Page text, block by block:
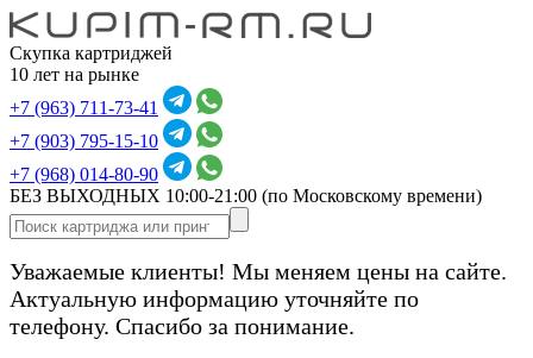
Скупка картриджей
10 лет на рынке
+7 (963) 711-73-41
+7 (903) 795-15-10
+7 (968) 014-80-90
БЕЗ ВЫХОДНЫХ 10:00-21:00 (по Московскому времени)
Уважаемые клиенты! Мы меняем цены на сайте.
Актуальную информацию уточняйте по
телефону. Спасибо за понимание.